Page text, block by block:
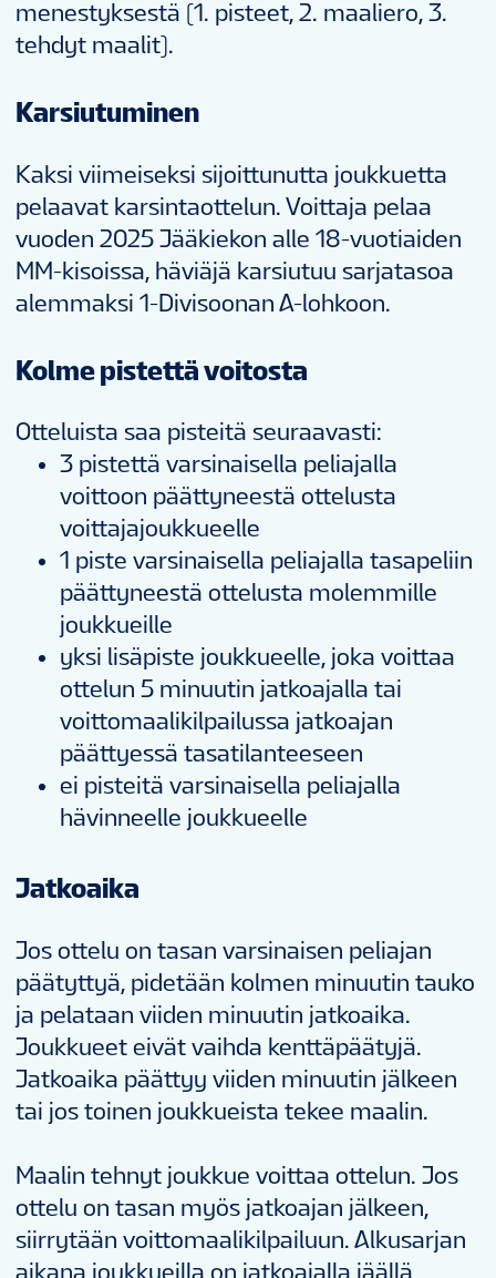
menestyksestä (1. pisteet, 2. maaliero, 3.
tehdyt maalit).
Karsiutuminen
Kaksi viimeiseksi sijoittunutta joukkuetta
pelaavat karsintaottelun. Voittaja pelaa
vuoden 2025 Jääkiekon alle 18-vuotiaiden
MM-kisoissa, häviäjä karsiutuu sarjatasoa
alemmaksi 1-Divisoonan A-lohkoon.
Kolme pistettä voitosta
Otteluista saa pisteitä seuraavasti:
3 pistettä varsinaisella peliajalla
voittoon päättyneestä ottelusta
voittajajoukkueelle
1 piste varsinaisella peliajalla tasapeliin
päättyneestä ottelusta molemmille
joukkueille
yksi lisäpiste joukkueelle, joka voittaa
ottelun 5 minuutin jatkoajalla tai
voittomaalikilpailussa jatkoajan
päättyessä tasatilanteeseen
ei pisteitä varsinaisella peliajalla
hävinneelle joukkueelle
Jatkoaika
Jos ottelu on tasan varsinaisen peliajan
päätyttyä, pidetään kolmen minuutin tauko
ja pelataan viiden minuutin jatkoaika.
Joukkueet eivät vaihda kenttäpäätyjä.
Jatkoaika päättyy viiden minuutin jälkeen
tai jos toinen joukkueista tekee maalin.
Maalin tehnyt joukkue voittaa ottelun. Jos
ottelu on tasan myös jatkoajan jälkeen,
siirrytään voittomaalikilpailuun. Alkusarjan
aikana joukkueilla on jatkoajalla jäällä